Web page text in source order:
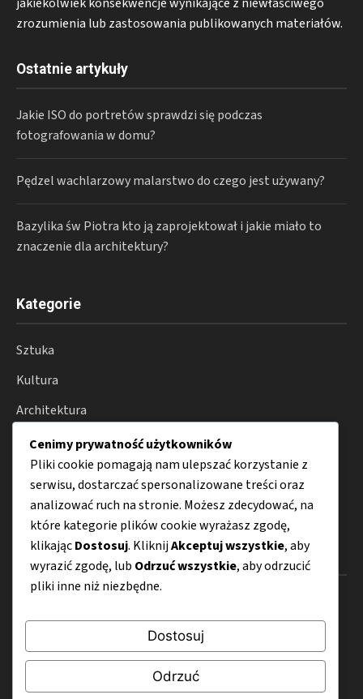
zrozumienia lub zastosowania publikowanych materiałów.
Ostatnie artykuły
Jakie ISO do portretów sprawdzi się podczas
fotografowania w domu?
Pędzel wachlarzowy malarstwo do czego jest używany?
Bazylika św Piotra kto ją zaprojektował i jakie miało to
znaczenie dla architektury?
Kategorie
Sztuka
Kultura
Architektura
Fotografia
Moda
Porady
Menu
Mapa strony
Polityka prywatności
Cenimy prywatność użytkowników
Pliki cookie pomagają nam ulepszać korzystanie z
serwisu, dostarczać spersonalizowane treści oraz
analizować ruch na stronie. Możesz zdecydować, na
które kategorie plików cookie wyrażasz zgodę,
klikającDostosuj. KliknijAkceptuj wszystkie, aby
wyrazić zgodę, lub Odrzuć wszystkie, aby odrzucić
pliki inne niż niezbędne.
Dostosuj
Odrzuć